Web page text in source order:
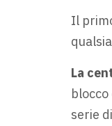
Il
La
serie